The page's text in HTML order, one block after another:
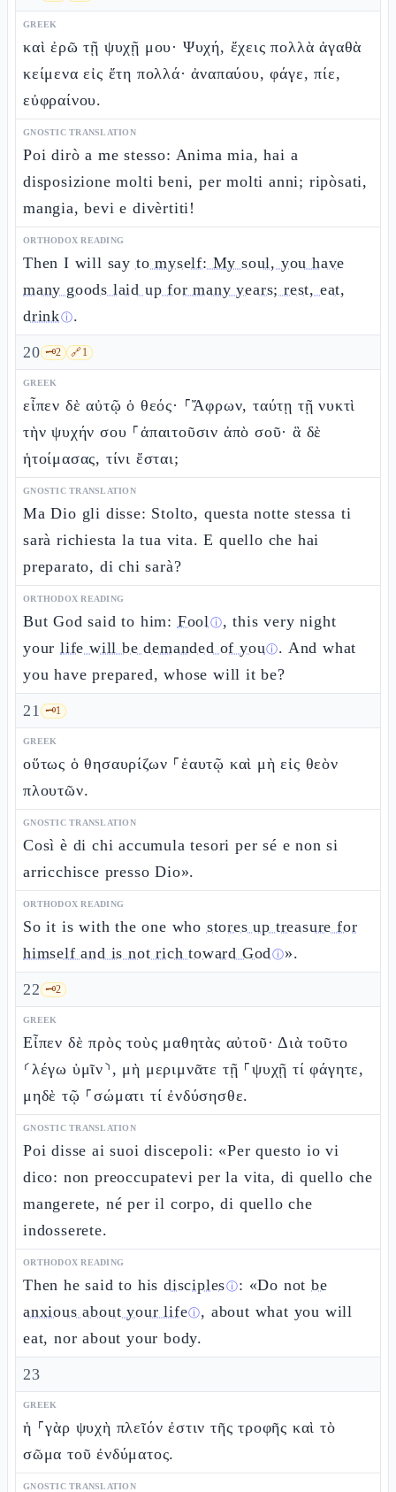
GREEK
καὶ ἐρῶ τῇ ψυχῇ μου· Ψυχή, ἔχεις πολλὰ ἀγαθὰ
κείμενα εἰς ἔτη πολλά· ἀναπαύου, φάγε, πίε,
εὐφραίνου.
GNOSTIC TRANSLATION
Poi dirò a me stesso: Anima mia, hai a
disposizione molti beni, per molti anni; ripòsati,
mangia, bevi e divèrtiti!
ORTHODOX READING
Then I will say to myself: My soul, you have
many goods laid up for many years; rest, eat,
drinkⓘ.
20 🗝️2 🔗1
GREEK
εἶπεν δὲ αὐτῷ ὁ θεός· ⸀Ἄφρων, ταύτῃ τῇ νυκτὶ
τὴν ψυχήν σου ⸀ἀπαιτοῦσιν ἀπὸ σοῦ· ἃ δὲ
ἡτοίμασας, τίνι ἔσται;
GNOSTIC TRANSLATION
Ma Dio gli disse: Stolto, questa notte stessa ti
sarà richiesta la tua vita. E quello che hai
preparato, di chi sarà?
ORTHODOX READING
But God said to him: Foolⓘ, this very night
your life will be demanded of youⓘ. And what
you have prepared, whose will it be?
21 🗝️1
GREEK
οὕτως ὁ θησαυρίζων ⸀ἑαυτῷ καὶ μὴ εἰς θεὸν
πλουτῶν.
GNOSTIC TRANSLATION
Così è di chi accumula tesori per sé e non si
arricchisce presso Dio».
ORTHODOX READING
So it is with the one who stores up treasure for
himself and is not rich toward Godⓘ».
22 🗝️2
GREEK
Εἶπεν δὲ πρὸς τοὺς μαθητὰς αὐτοῦ· Διὰ τοῦτο
⸂λέγω ὑμῖν⸃, μὴ μεριμνᾶτε τῇ ⸀ψυχῇ τί φάγητε,
μηδὲ τῷ ⸀σώματι τί ἐνδύσησθε.
GNOSTIC TRANSLATION
Poi disse ai suoi discepoli: «Per questo io vi
dico: non preoccupatevi per la vita, di quello che
mangerete, né per il corpo, di quello che
indosserete.
ORTHODOX READING
Then he said to hisdisciplesⓘ: «Do notbe
anxious about your lifeⓘ, about what you will
eat, nor about your body.
23
GREEK
ἡ ⸀γὰρ ψυχὴ πλεῖόν ἐστιν τῆς τροφῆς καὶ τὸ
σῶμα τοῦ ἐνδύματος.
GNOSTIC TRANSLATION